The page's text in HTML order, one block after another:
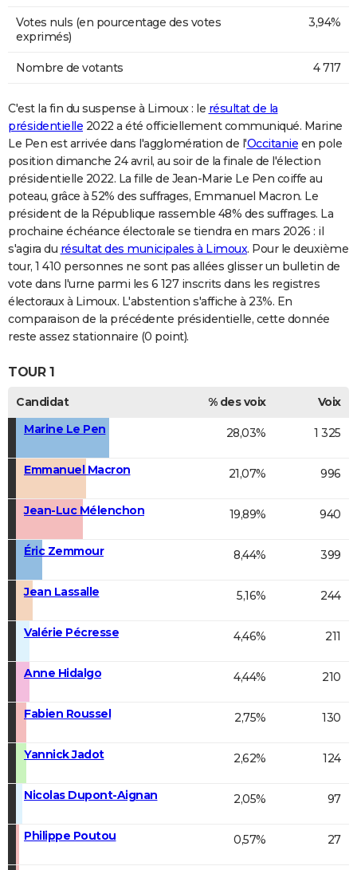
Votes nuls (en pourcentage des votes
exprimés)
3,94%
Nombre de votants 4 717
C'est la fin du suspense à Limoux : le résultat de la
présidentielle 2022 a été officiellement communiqué. Marine
Le Pen est arrivée dans l'agglomération de l'Occitanie en pole
position dimanche 24 avril, au soir de la finale de l'élection
présidentielle 2022. La fille de Jean-Marie Le Pen coiffe au
poteau, grâce à 52% des suffrages, Emmanuel Macron. Le
président de la République rassemble 48% des suffrages. La
prochaine échéance électorale se tiendra en mars 2026 : il
s'agira du résultat des municipales à Limoux. Pour le deuxième
tour, 1 410 personnes ne sont pas allées glisser un bulletin de
vote dans l'urne parmi les 6 127 inscrits dans les registres
électoraux à Limoux. L'abstention s'affiche à 23%. En
comparaison de la précédente présidentielle, cette donnée
reste assez stationnaire (0 point).
TOUR 1
Candidat % des voix
Voix
Marine Le Pen
28,03% 1 325
Emmanuel Macron 21,07% 996
Jean-Luc Mélenchon 19,89% 940
Éric Zemmour 8,44% 399
Jean Lassalle 5,16% 244
Valérie Pécresse 4,46% 211
Anne Hidalgo 4,44% 210
Fabien Roussel 2,75% 130
Yannick Jadot 2,62% 124
Nicolas Dupont-Aignan 2,05% 97
Philippe Poutou 0,57% 27